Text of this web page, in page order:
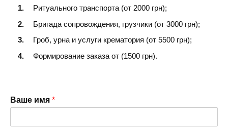
Ритуального транспорта (от 2000 грн);
Бригада сопровождения, грузчики (от 3000 грн);
Гроб, урна и услуги крематория (от 5500 грн);
Формирование заказа от (1500 грн).
Ваше имя *